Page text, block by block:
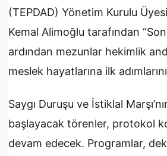
(TEPDAD) Yönetim Kurulu
Kemal Alimoğlu tarafından
ardından mezunlar hekimlik
meslek hayatlarına ilk
Saygı Duruşu ve İstiklal
başlayacak törenler, protokol
devam edecek. Programlar,